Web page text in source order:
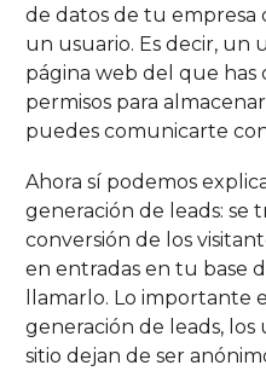
de datos de tu empresa
un usuario. Es decir, un
página web del que has
permisos para
puedes comunicarte
Ahora sí podemos
generación de leads: se
conversión de los
en entradas en tu base
llamarlo. Lo importante
generación de leads, los
sitio dejan de ser